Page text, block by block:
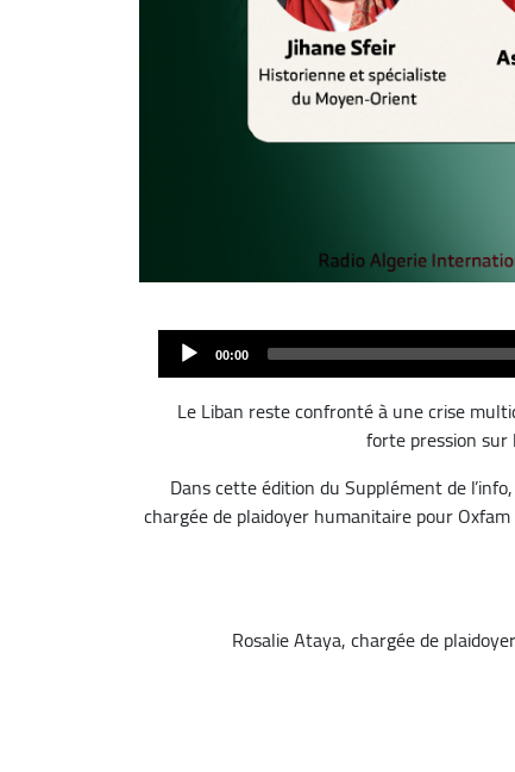
ملف
الصوت
00:00
Le Liban reste confronté à une crise
forte pression sur
Dans cette édition du Supplément de
chargée de plaidoyer humanitaire pour
Rosalie Ataya, chargée de